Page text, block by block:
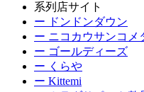
系列店サイト
ー ドンドンダウン
ー ニコカウサンコメ
ー ゴールディーズ
ー くらや
ー Kittemi